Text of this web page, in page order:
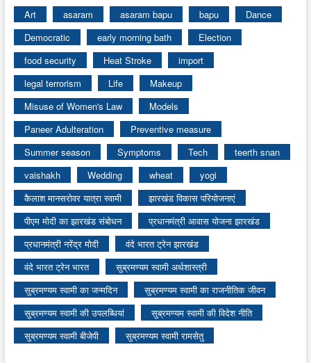
Art
asaram asaram bapu bapu
Dance
Democratic
early morning bath
Election
food security
Heat Stroke
import
legal terrorism
Life
Makeup
Misuse of Women's Law
Models
Paneer Adulteration
Preventive measure
Summer season
Symptoms Tech
teerth snan
vaishakh
Wedding wheat
yogi
कैलाश मानसरोवर यात्रा स्वामी
झारखंड विकास परियोजनाएं
पीएम मोदी का झारखंड संबोधन
प्रधानमंत्री आवास योजना झारखंड
प्रधानमंत्री नरेंद्र मोदी
वंदे भारत ट्रेन झारखंड
वंदे भारत ट्रेन भारत
सुब्रमण्यम स्वामी अर्थशास्त्री
सुब्रमण्यम स्वामी का जन्मदिन
सुब्रमण्यम स्वामी का राजनीतिक जीवन
सुब्रमण्यम स्वामी की उपलब्धियां
सुब्रमण्यम स्वामी की विदेश नीति
सुब्रमण्यम स्वामी बीजेपी
सुब्रमण्यम स्वामी रामसेतु